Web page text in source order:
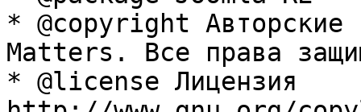
* @copyright Авторские
Matters. Все права
* @license Лицензия